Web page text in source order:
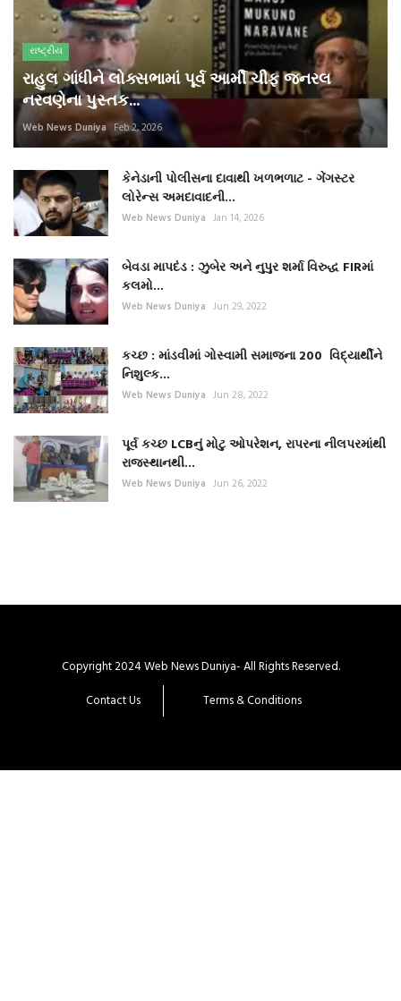
રાષ્ટ્રીય
રાહુલ ગાંધીને લોક્સભામાં પૂર્વ આર્મી ચીફ જનરલ
નરવણેના પુસ્તક...
Web News Duniya Feb 2, 2026
કેનેડાની પોલીસના દાવાથી ખળભળાટ - ગેંગસ્ટર
લોરેન્સ અમદાવાદની...
Web News Duniya Jan 14, 2026
બેવડા માપદંડ : ઝુબેર અને નુપુર શર્મા વિરુદ્ધ FIRમાં
કલમો...
Web News Duniya Jun 29, 2022
કચ્છ : માંડવીમાં ગોસ્વામી સમાજના 200 વિદ્યાર્થીને
નિશુલ્ક...
Web News Duniya Jun 28, 2022
પૂર્વ કચ્છ LCBનું મોટુ ઓપરેશન, રાપરના નીલપરમાંથી
રાજસ્થાનથી...
Web News Duniya Jun 26, 2022
Copyright 2024 Web News Duniya- All Rights Reserved.
Contact Us
Terms & Conditions